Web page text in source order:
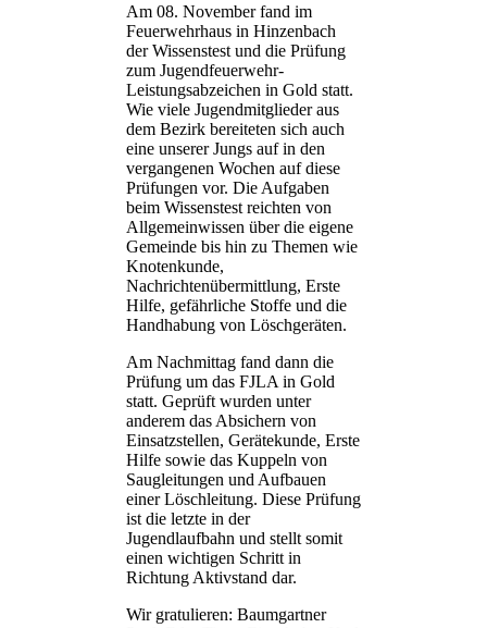
Am 08. November fand im
Feuerwehrhaus in Hinzenbach
der Wissenstest und die Prüfung
zum Jugendfeuerwehr-
Leistungsabzeichen in Gold statt.
Wie viele Jugendmitglieder aus
dem Bezirk bereiteten sich auch
eine unserer Jungs auf in den
vergangenen Wochen auf diese
Prüfungen vor. Die Aufgaben
beim Wissenstest reichten von
Allgemeinwissen über die eigene
Gemeinde bis hin zu Themen wie
Knotenkunde,
Nachrichtenübermittlung, Erste
Hilfe, gefährliche Stoffe und die
Handhabung von Löschgeräten.
Am Nachmittag fand dann die
Prüfung um das FJLA in Gold
statt. Geprüft wurden unter
anderem das Absichern von
Einsatzstellen, Gerätekunde, Erste
Hilfe sowie das Kuppeln von
Saugleitungen und Aufbauen
einer Löschleitung. Diese Prüfung
ist die letzte in der
Jugendlaufbahn und stellt somit
einen wichtigen Schritt in
Richtung Aktivstand dar.
Wir gratulieren: Baumgartner